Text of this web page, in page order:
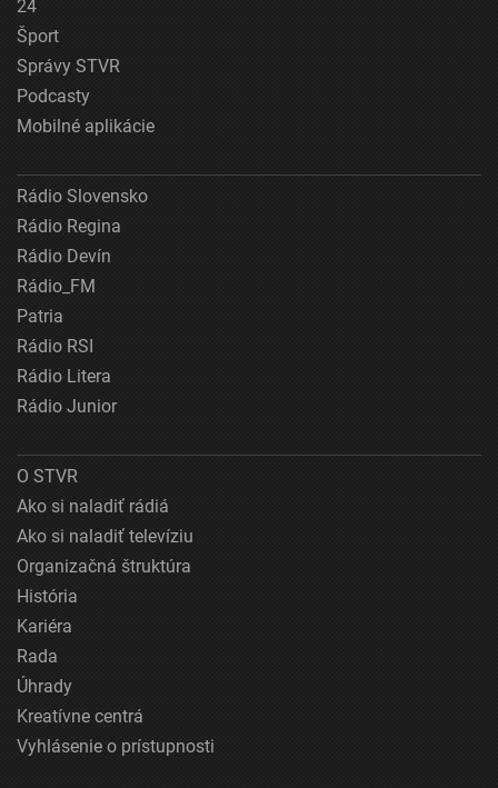
24
Šport
Správy STVR
Podcasty
Mobilné aplikácie
Rádio Slovensko
Rádio Regina
Rádio Devín
Rádio_FM
Patria
Rádio RSI
Rádio Litera
Rádio Junior
O STVR
Ako si naladiť rádiá
Ako si naladiť televíziu
Organizačná štruktúra
História
Kariéra
Rada
Úhrady
Kreatívne centrá
Vyhlásenie o prístupnosti